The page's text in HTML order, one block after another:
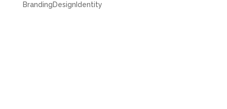
BrandingDesignIdentity